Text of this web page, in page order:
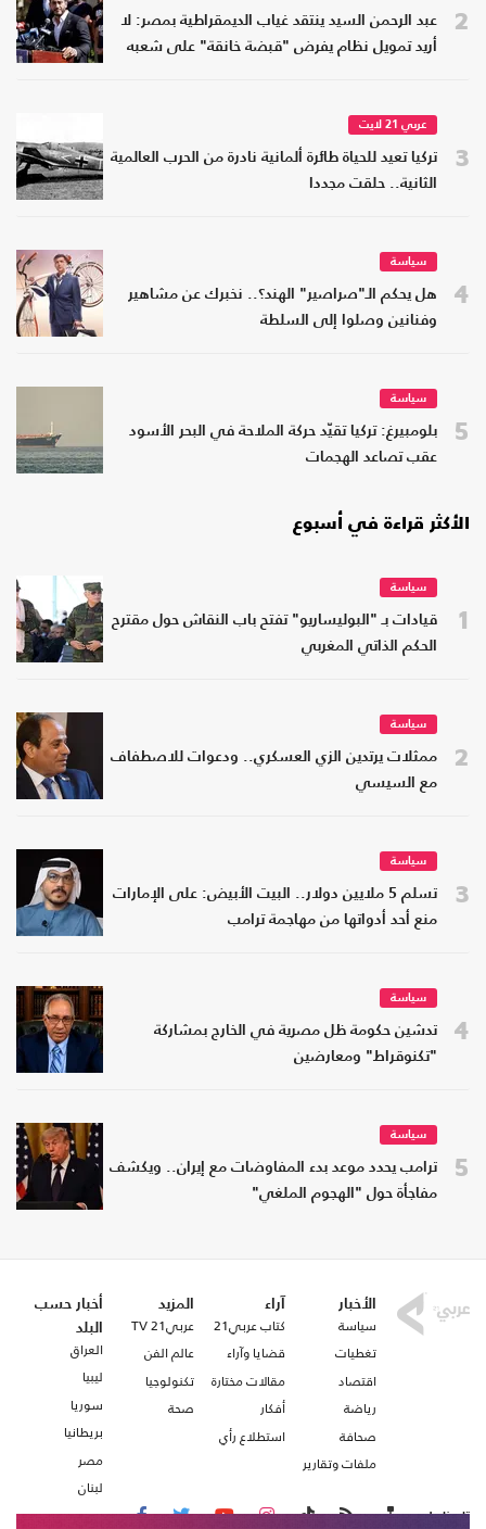
2
عبد الرحمن السيد ينتقد غياب الديمقراطية بمصر: لا
أريد تمويل نظام يفرض "قبضة خانقة" على شعبه
3
عربي 21 لايت
تركيا تعيد للحياة طائرة ألمانية نادرة من الحرب العالمية
الثانية.. حلقت مجددا
4
سياسة
هل يحكم الـ"صراصير" الهند؟.. نخبرك عن مشاهير
وفنانين وصلوا إلى السلطة
5
سياسة
بلومبيرغ: تركيا تقيّد حركة الملاحة في البحر الأسود
عقب تصاعد الهجمات
الأكثر قراءة في أسبوع
1
سياسة
قيادات بـ "البوليساريو" تفتح باب النقاش حول مقترح
الحكم الذاتي المغربي
2
سياسة
ممثلات يرتدين الزي العسكري.. ودعوات للاصطفاف
مع السيسي
3
سياسة
تسلم 5 ملايين دولار.. البيت الأبيض: على الإمارات
منع أحد أدواتها من مهاجمة ترامب
4
سياسة
تدشين حكومة ظل مصرية في الخارج بمشاركة
"تكنوقراط" ومعارضين
5
سياسة
ترامب يحدد موعد بدء المفاوضات مع إيران.. ويكشف
مفاجأة حول "الهجوم الملغي"
الأخبار
سياسة
تغطيات
اقتصاد
رياضة
صحافة
ملفات وتقارير
آراء
كتاب عربي21
قضايا وآراء
مقالات مختارة
أفكار
استطلاع رأي
المزيد
عربي21 TV
عالم الفن
تكنولوجيا
صحة
أخبار حسب
البلد
العراق
ليبيا
سوريا
بريطانيا
مصر
لبنان
تابعنا على